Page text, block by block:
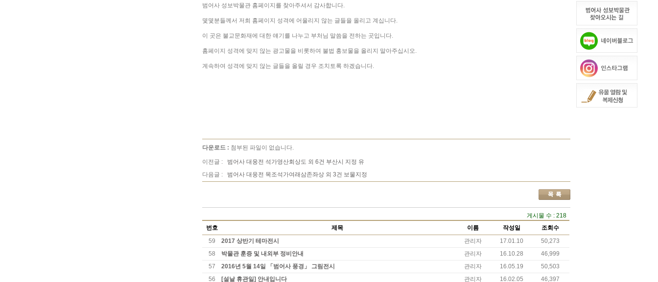
범어사 성보박물관 홈페이지를 찾아주셔서 감사합니다.
몇몇분들께서 저희 홈페이지 성격에 어울리지 않는 글들을 올리고 계십니다.
이 곳은 불교문화재에 대한 얘기를 나누고 부처님 말씀을 전하는 곳입니다.
홈페이지 성격에 맞지 않는 광고물을 비롯하여 불법 홍보물을 올리지 말아주십시오.
계속하여 성격에 맞지 않는 글들을 올릴 경우 조치토록 하겠습니다.
다운로드 : 첨부된 파일이 없습니다.
이전글 : 범어사 대웅전 석가영산회상도 외 6건 부산시 지정 유
다음글 : 범어사 대웅전 목조석가여래삼존좌상 외 3건 보물지정
게시물 수 : 218
번호
제목 이름 작성일
조회수
59
2017 상반기 테마전시 관리자 17.01.10
50,273
58
박물관 훈증 및 내외부 정비안내 관리자 16.10.28
46,999
57
2016년 5월 14일 「범어사 풍경」 그림전시 관리자 16.05.19
50,503
56
[설날 휴관일] 안내입니다 관리자 16.02.05 46,397